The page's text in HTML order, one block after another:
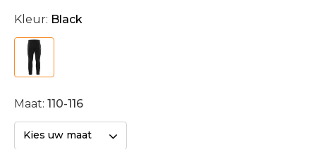
Kleur: Black
Maat: 110-116
Kies uw maat